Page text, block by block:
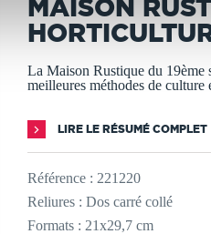
MAISON
La Maison Rustique du 19ème
meilleures méthodes de culture
LIRE LE RÉSUMÉ COMPLET
Référence : 221220
Reliures : Dos carré collé
Formats : 21x29,7 cm